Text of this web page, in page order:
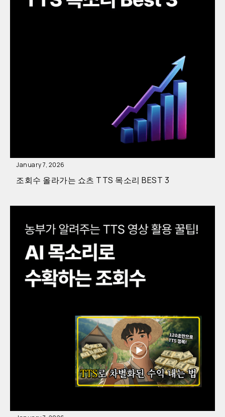
January 7, 2026
조회수 올라가는 쇼츠 TTS 목소리 BEST 3